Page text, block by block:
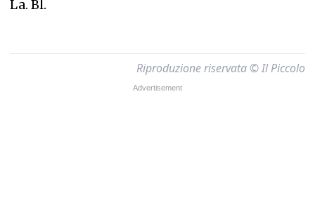
La. Bl.
Riproduzione riservata © Il Piccolo